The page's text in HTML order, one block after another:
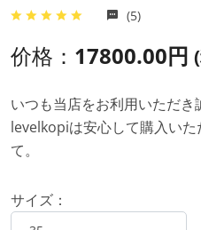
(5)
价格： 17800.00円
いつも当店をお利用いただき
levelkopiは安心して購入い
て。
サイズ：